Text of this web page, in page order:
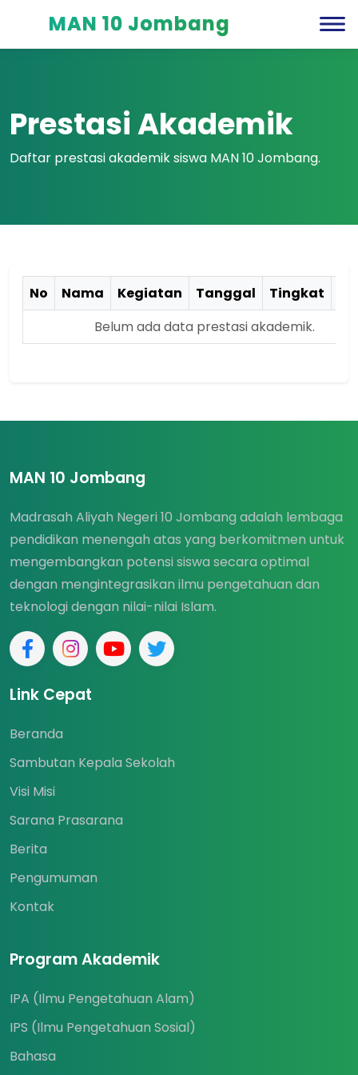
MAN 10 Jombang
Prestasi Akademik
Daftar prestasi akademik siswa MAN 10 Jombang.
No Nama Kegiatan Tanggal Tingkat
Belum ada data prestasi akademik.
MAN 10 Jombang
Madrasah Aliyah Negeri 10 Jombang adalah lembaga
pendidikan menengah atas yang berkomitmen untuk
mengembangkan potensi siswa secara optimal
dengan mengintegrasikan ilmu pengetahuan dan
teknologi dengan nilai-nilai Islam.
Link Cepat
Beranda
Sambutan Kepala Sekolah
Visi Misi
Sarana Prasarana
Berita
Pengumuman
Kontak
Program Akademik
IPA (Ilmu Pengetahuan Alam)
IPS (Ilmu Pengetahuan Sosial)
Bahasa